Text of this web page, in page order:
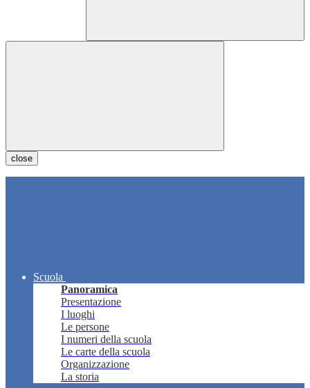
close
Scuola
Panoramica
Presentazione
I luoghi
Le persone
I numeri della scuola
Le carte della scuola
Organizzazione
La storia